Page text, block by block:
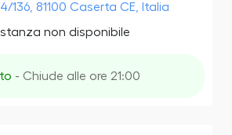
136, 81100 Caserta CE, Italia
non disponibile
- Chiude alle ore 21:00